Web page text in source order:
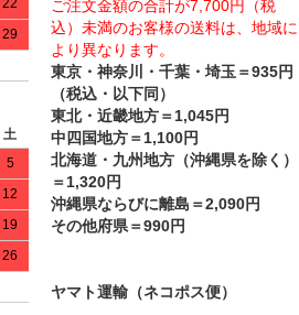
22
29
土
5
12
19
26
ご注文金額の合計が7,700円（税
込）未満のお客様の送料は、地域に
より異なります。
東京・神奈川・千葉・埼玉＝935円
（税込・以下同）
東北・近畿地方＝1,045円
中四国地方＝1,100円
北海道・九州地方（沖縄県を除く）
＝1,320円
沖縄県ならびに離島＝2,090円
その他府県＝990円
ヤマト運輸（ネコポス便）